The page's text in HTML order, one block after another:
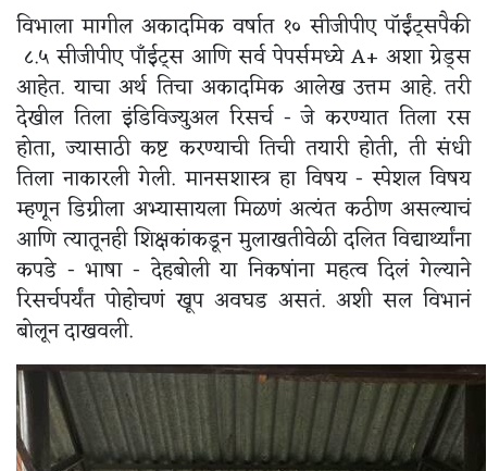
विभाला मागील अकादमिक वर्षात १० सीजीपीए पॉईंट्सपैकी
८.५ सीजीपीए पॉंईट्स आणि सर्व पेपर्समध्ये A+ अशा ग्रेड्स
आहेत. याचा अर्थ तिचा अकादमिक आलेख उत्तम आहे. तरी
देखील तिला इंडिविज्युअल रिसर्च - जे करण्यात तिला रस
होता, ज्यासाठी कष्ट करण्याची तिची तयारी होती, ती संधी
तिला नाकारली गेली. मानसशास्त्र हा विषय - स्पेशल विषय
म्हणून डिग्रीला अभ्यासायला मिळणं अत्यंत कठीण असल्याचं
आणि त्यातूनही शिक्षकांकडून मुलाखतीवेळी दलित विद्यार्थ्यांना
कपडे - भाषा - देहबोली या निकषांना महत्व दिलं गेल्याने
रिसर्चपर्यंत पोहोचणं खूप अवघड असतं. अशी सल विभानं
बोलून दाखवली.